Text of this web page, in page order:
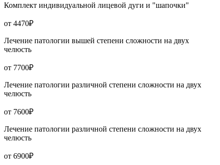
Комплект индивидуальной лицевой дуги и "шапочки"
от 4470₽
Лечение патологии вышей степени сложности на двух
челюсть
от 7700₽
Лечение патологии различной степени сложности на двух
челюсть
от 7600₽
Лечение патологии различной степени сложности на двух
челюсть
от 6900₽